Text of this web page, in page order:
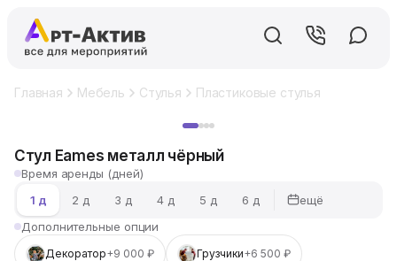
Главная Мебель Стулья Пластиковые стулья
Стул Eames металл чёрный
Время аренды (дней)
1 д
2 д 3 д 4 д 5 д 6 д
ещё
Дополнительные опции
Декоратор+9 000 ₽ Грузчики+6 500 ₽